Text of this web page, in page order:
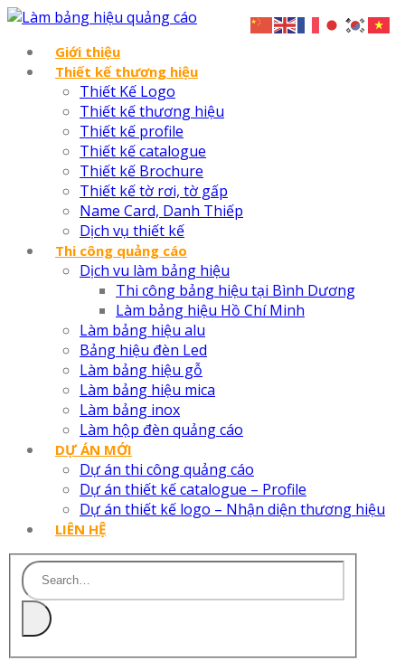
Giới thiệu
Thiết kế thương hiệu
Thiết Kế Logo
Thiết kế thương hiệu
Thiết kế profile
Thiết kế catalogue
Thiết kế Brochure
Thiết kế tờ rơi, tờ gấp
Name Card, Danh Thiếp
Dịch vụ thiết kế
Thi công quảng cáo
Dịch vu làm bảng hiệu
Thi công bảng hiệu tại Bình Dương
Làm bảng hiệu Hồ Chí Minh
Làm bảng hiệu alu
Bảng hiệu đèn Led
Làm bảng hiệu gỗ
Làm bảng hiệu mica
Làm bảng inox
Làm hộp đèn quảng cáo
DỰ ÁN MỚI
Dự án thi công quảng cáo
Dự án thiết kế catalogue – Profile
Dự án thiết kế logo – Nhận diện thương hiệu
LIÊN HỆ